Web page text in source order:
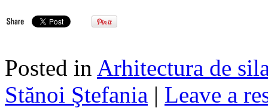
Posted in Arhitectura de
Stănoi Ştefania | Leave a